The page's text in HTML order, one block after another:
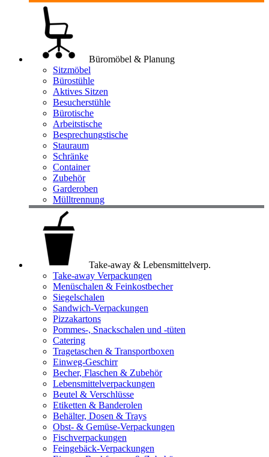
Büromöbel & Planung
Sitzmöbel
Bürostühle
Aktives Sitzen
Besucherstühle
Bürotische
Arbeitstische
Besprechungstische
Stauraum
Schränke
Container
Zubehör
Garderoben
Mülltrennung
Take-away & Lebensmittelverp.
Take-away Verpackungen
Menüschalen & Feinkostbecher
Siegelschalen
Sandwich-Verpackungen
Pizzakartons
Pommes-, Snackschalen und -tüten
Catering
Tragetaschen & Transportboxen
Einweg-Geschirr
Becher, Flaschen & Zubehör
Lebensmittelverpackungen
Beutel & Verschlüsse
Etiketten & Banderolen
Behälter, Dosen & Trays
Obst- & Gemüse-Verpackungen
Fischverpackungen
Feingebäck-Verpackungen